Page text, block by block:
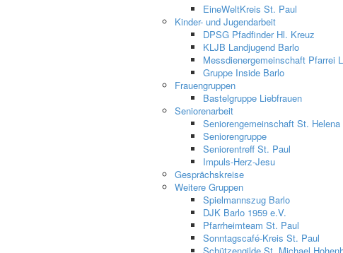
EineWeltKreis St. Paul
Kinder- und Jugendarbeit
DPSG Pfadfinder Hl. Kreuz
KLJB Landjugend Barlo
Messdienergemeinschaft Pfarrei
Gruppe Inside Barlo
Frauengruppen
Bastelgruppe Liebfrauen
Seniorenarbeit
Seniorengemeinschaft St. Helena
Seniorengruppe
Seniorentreff St. Paul
Impuls-Herz-Jesu
Gesprächskreise
Weitere Gruppen
Spielmannszug Barlo
DJK Barlo 1959 e.V.
Pfarrheimteam St. Paul
Sonntagscafé-Kreis St. Paul